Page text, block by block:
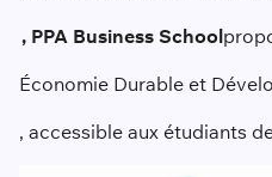
, PPA Business School
Économie Durable et
, accessible aux étudiants